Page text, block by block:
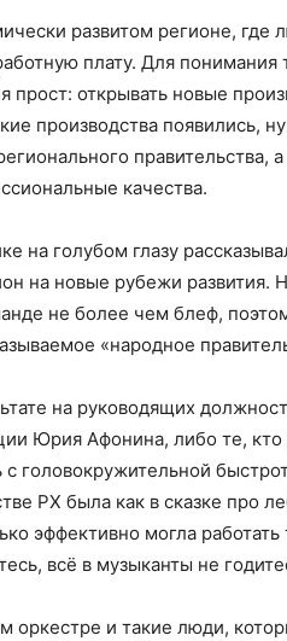
развитом регионе, где
плату. Для понимания
открывать новые
производства появились,
правительства,
качества.
на голубом глазу
на новые рубежи развития.
не более чем блеф,
«народное
на руководящих
Юрия Афонина, либо те, кто
головокружительной
РХ была как в сказке про
эффективно могла
всё в музыканты не
оркестре и такие люди,